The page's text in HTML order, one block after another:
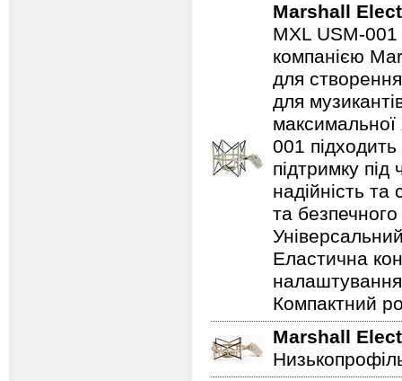
Marshall
MXL USM-
компанією
для
для
максимальної
001
підтримку
надійність
та
Еластична
Компактний
Marshall